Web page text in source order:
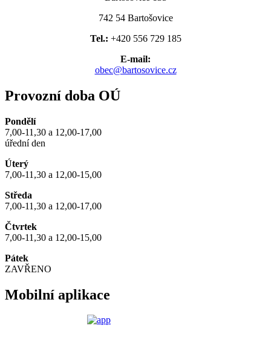
742 54 Bartošovice
Tel.: +420 556 729 185
E-mail:
obec@bartosovice.cz
Provozní doba OÚ
Pondělí
7,00-11,30 a 12,00-17,00
úřední den
Úterý
7,00-11,30 a 12,00-15,00
Středa
7,00-11,30 a 12,00-17,00
Čtvrtek
7,00-11,30 a 12,00-15,00
Pátek
ZAVŘENO
Mobilní aplikace